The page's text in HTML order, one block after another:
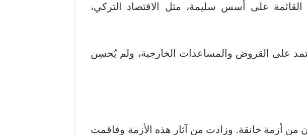
القائمة على أسس سليمة، مثل الاقتصاد التركي،
على القروض والمساعدات الخارجية، ولم يُحسِن
من أزمة خانقة. وزادت من آثار هذه الأزمة وفاقمت